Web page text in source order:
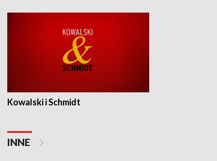
Kowalski i Schmidt
INNE